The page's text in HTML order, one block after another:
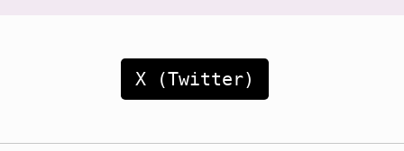
X (Twitter)